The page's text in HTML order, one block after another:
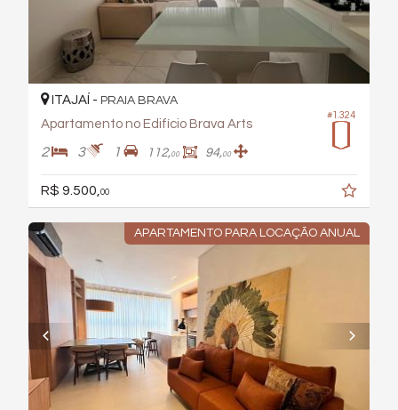
#1.324
ITAJAÍ - PRAIA BRAVA
Apartamento no Edifício Brava Arts
2 3 1 112,00 94,00
R$ 9.500, 00
APARTAMENTO PARA LOCAÇÃO ANUAL